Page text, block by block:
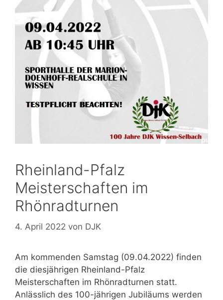
Rheinland-Pfalz
Meisterschaften im
Rhönradturnen
4. April 2022 von DJK
Am kommenden Samstag (09.04.2022) finden
die diesjährigen Rheinland-Pfalz
Meisterschaften im Rhönradturnen statt.
Anlässlich des 100-jährigen Jubiläums werden